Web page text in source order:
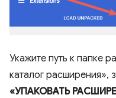
Укажите путь к папке
каталог расширения»,
«УПАКОВАТЬ